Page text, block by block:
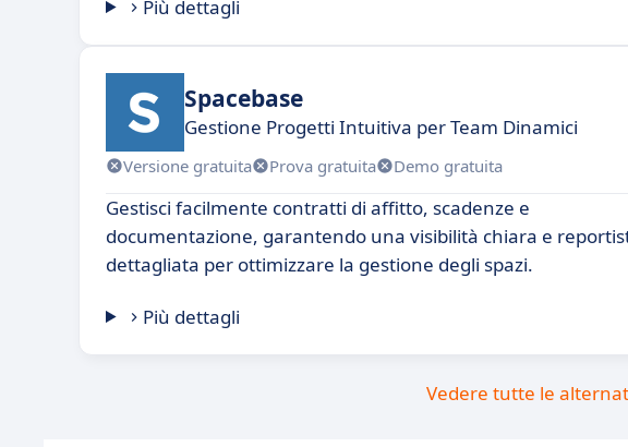
Più dettagli
Spacebase
Gestione Progetti Intuitiva per Team Dinamici
Versione gratuita Prova gratuita Demo gratuita
Gestisci facilmente contratti di affitto, scadenze e
documentazione, garantendo una visibilità chiara e
dettagliata per ottimizzare la gestione degli spazi.
Più dettagli
Vedere tutte le